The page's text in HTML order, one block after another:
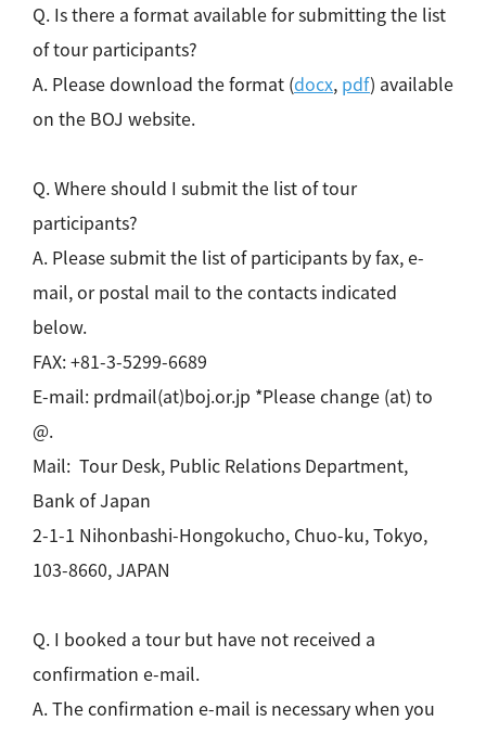
Q. Is there a format available for submitting the list
of tour participants?
A. Please download the format (docx, pdf) available
on the BOJ website.
Q. Where should I submit the list of tour
participants?
A. Please submit the list of participants by fax, e-
mail, or postal mail to the contacts indicated
below.
FAX: +81-3-5299-6689
E-mail: prdmail(at)boj.or.jp *Please change (at) to
@.
Mail: Tour Desk, Public Relations Department,
Bank of Japan
2-1-1 Nihonbashi-Hongokucho, Chuo-ku, Tokyo,
103-8660, JAPAN
Q. I booked a tour but have not received a
confirmation e-mail.
A. The confirmation e-mail is necessary when you